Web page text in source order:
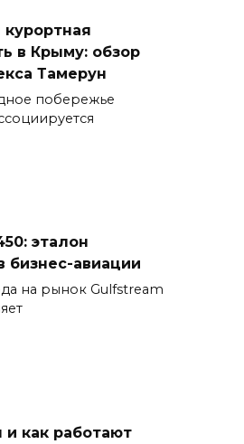
в Крыму: обзор
Тамерун
побережье
эталон
бизнес-авиации
на рынок Gulfstream
и как работают